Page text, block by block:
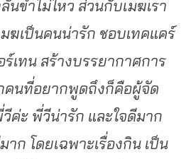
ขำไม่ไหว ส่วนกับเมฆเรา
ฆเป็นคนน่ารัก ชอบเทคแคร์
ร์เทน สร้างบรรยากาศการ
คนที่อยากพูดถึงก็คือผู้จัด
ค่ะ พี่วีน่ารัก และใจดีมาก
ก โดยเฉพาะเรื่องกิน เป็น